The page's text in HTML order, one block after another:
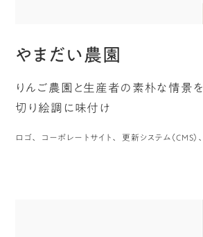
やまだい農園
りんご農園と生産者の素朴な情景を
切り絵調に味付け
ロゴ コーポレートサイト 更新システム（CMS）